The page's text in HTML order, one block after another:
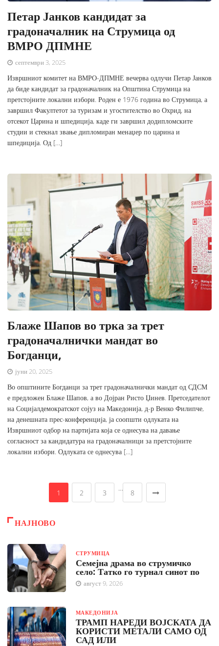
Петар Јанков кандидат за
градоначалник на Струмица од
ВМРО ДПМНЕ
септември 3, 2025
Извршниот комитет на ВМРО-ДПМНЕ вечерва одлучи Петар Јанков
да биде кандидат за градоначалник на Општина Струмица на
претстојните локални избори. Роден е 1976 година во Струмица, а
завршил Факултетот за туризам и угостителство во Охрид, на
отсекот Царина и шпедиција, каде ги завршил додипломските
студии и стекнал звање дипломиран менаџер по царина и
шпедиција. Од […]
Блаже Шапов во трка за трет
градоначалнички мандат во
Богданци,
јуни 20, 2025
Во општините Богданци за трет градоначалнички мандат од СДСМ
е предложен Блаже Шапов, а во Дојран Ристо Џинев. Претседателот
на Социјалдемократскот сојуз на Македонија, д-р Венко Филипче,
на денешната прес-конференција, ја соопшти одлуката на
Извршниот одбор на партијата која се однесува на давање
согласност за кандидатура на градоначалници за претстојните
локални избори. Одлуката се однесува […]
1 2 3
…
8
НАЈНОВО
СТРУМИЦА
Семејна драма во струмичко
село: Татко го турнал синот по
август 9, 2026
МАКЕДОНИЈА
ТРАМП НАРЕДИ ВОЈСКАТА ДА
КОРИСТИ МЕТАЛИ САМО ОД
САД ИЛИ